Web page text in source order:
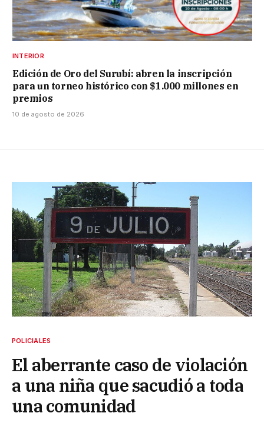
INTERIOR
Edición de Oro del Surubí: abren la inscripción
para un torneo histórico con $1.000 millones en
premios
10 de agosto de 2026
POLICIALES
El aberrante caso de violación
a una niña que sacudió a toda
una comunidad